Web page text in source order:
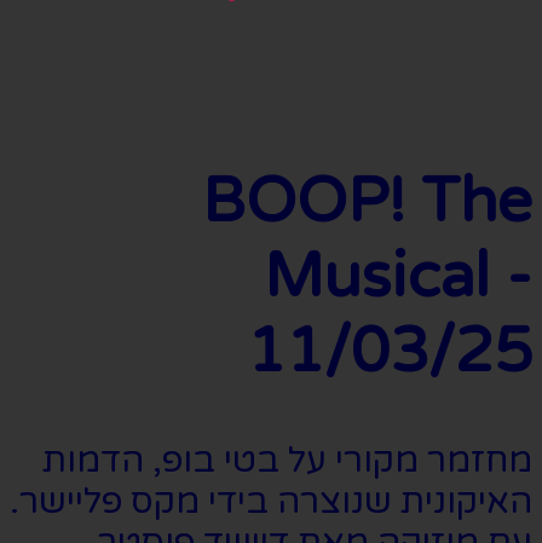
BOOP! The
Musical -
11/03/25
מחזמר מקורי על בטי בופ, הדמות
האיקונית שנוצרה בידי מקס פליישר.